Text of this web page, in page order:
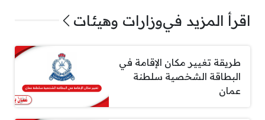
اقرأ المزيد فيوزارات وهيئات
طريقة تغيير مكان الإقامة في
البطاقة الشخصية سلطنة
عمان